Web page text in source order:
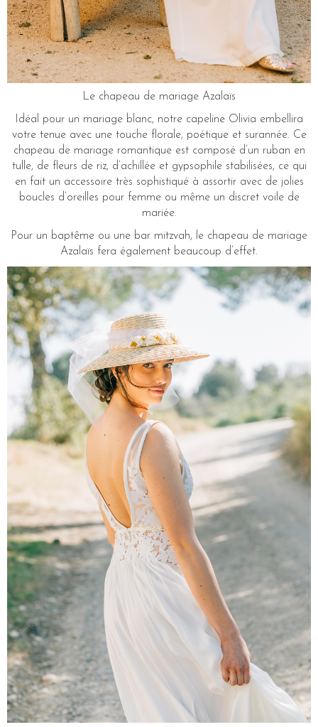
Le chapeau de mariage Azalaïs
Idéal pour un mariage blanc, notre capeline Olivia embellira
votre tenue avec une touche florale, poétique et surannée. Ce
chapeau de mariage romantique est composé d’un ruban en
tulle, de fleurs de riz, d’achillée et gypsophile stabilisées, ce qui
en fait un accessoire très sophistiqué à assortir avec de jolies
boucles d’oreilles pour femme ou même un discret voile de
mariée.
Pour un baptême ou une bar mitzvah, le chapeau de mariage
Azalaïs fera également beaucoup d’effet.